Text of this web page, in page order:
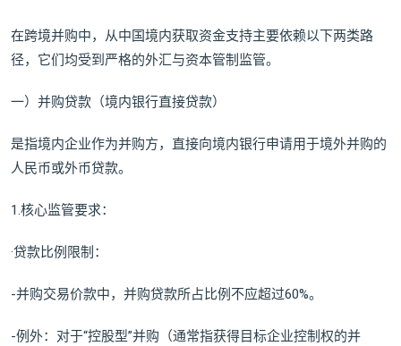
在跨境并购中，从中国境内获取资金支持主要依赖以下两类路
径，它们均受到严格的外汇与资本管制监管。
一）并购贷款（境内银行直接贷款）
是指境内企业作为并购方，直接向境内银行申请用于境外并购的
人民币或外币贷款。
1.核心监管要求：
·贷款比例限制：
-并购交易价款中，并购贷款所占比例不应超过60%。
-例外：对于“控股型”并购（通常指获得目标企业控制权的并